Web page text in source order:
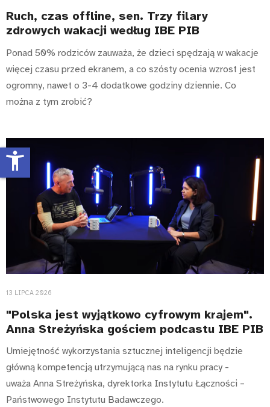
Ruch, czas offline, sen. Trzy filary
zdrowych wakacji według IBE PIB
Ponad 50% rodziców zauważa, że dzieci spędzają w wakacje
więcej czasu przed ekranem, a co szósty ocenia wzrost jest
ogromny, nawet o 3-4 dodatkowe godziny dziennie. Co
można z tym zrobić?
13 LIPCA 2026
"Polska jest wyjątkowo cyfrowym krajem".
Anna Streżyńska gościem podcastu IBE PIB
Umiejętność wykorzystania sztucznej inteligencji będzie
główną kompetencją utrzymującą nas na rynku pracy -
uważa Anna Streżyńska, dyrektorka Instytutu Łączności –
Państwowego Instytutu Badawczego.
accessibility_new